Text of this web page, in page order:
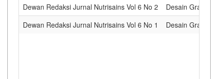
Dewan Redaksi Jurnal Nutrisains Vol 6 No 2
Desain Grafis
Dewan Redaksi Jurnal Nutrisains Vol 6 No 1
Desain Grafis